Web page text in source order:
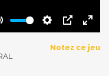
Notez ce jeu